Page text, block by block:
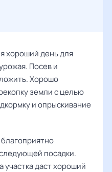
хороший день для
Посев и
Хорошо
земли с целью
и опрыскивание
посадки.
участка даст хороший